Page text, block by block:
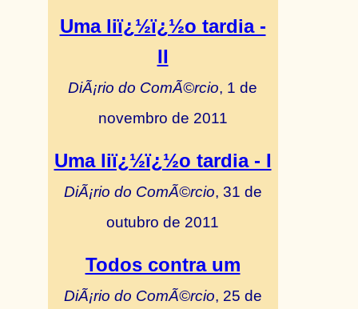
Uma liï¿½ï¿½o tardia -
II
DiÃ¡rio do ComÃ©rcio, 1 de
novembro de 2011
Uma liï¿½ï¿½o tardia - I
DiÃ¡rio do ComÃ©rcio, 31 de
outubro de 2011
Todos contra um
DiÃ¡rio do ComÃ©rcio, 25 de